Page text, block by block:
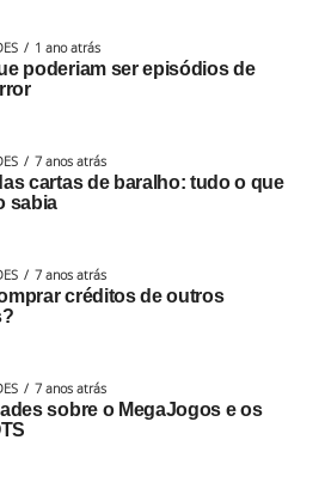
1 ano atrás
poderiam ser episódios de
7 anos atrás
cartas de baralho: tudo o que
sabia
7 anos atrás
créditos de outros
7 anos atrás
sobre o MegaJogos e os